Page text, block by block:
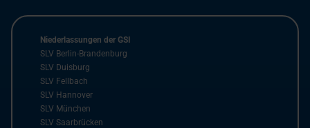
Niederlassungen der GSI
SLV Berlin-Brandenburg
SLV Duisburg
SLV Fellbach
SLV Hannover
SLV München
SLV Saarbrücken